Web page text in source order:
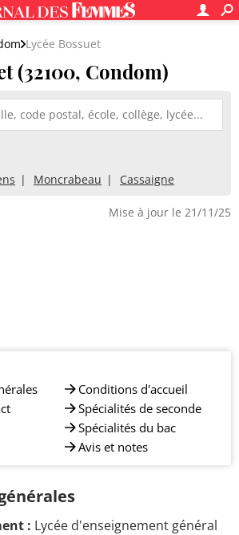
Lycée Bossuet
(32100, Condom)
Moncrabeau Cassaigne
Mise à jour le 21/11/25
Conditions d'accueil
Spécialités de seconde
Spécialités du bac
Avis et notes
: Lycée d'enseignement général